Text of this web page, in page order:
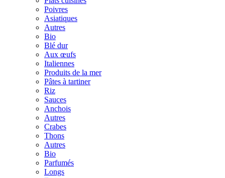
Poivres
Asiatiques
Autres
Bio
Blé dur
Aux œufs
Italiennes
Produits de la mer
Pâtes à tartiner
Riz
Sauces
Anchois
Autres
Crabes
Thons
Autres
Bio
Parfumés
Longs